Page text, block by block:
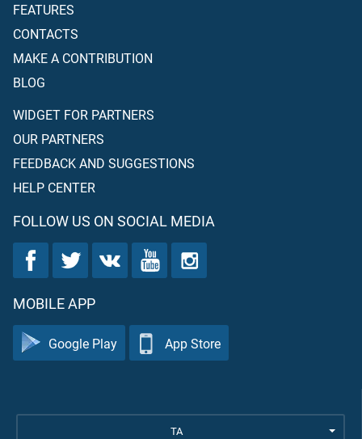
FEATURES
CONTACTS
MAKE A CONTRIBUTION
BLOG
WIDGET FOR PARTNERS
OUR PARTNERS
FEEDBACK AND SUGGESTIONS
HELP CENTER
FOLLOW US ON SOCIAL MEDIA
MOBILE APP
Google Play App Store
TA